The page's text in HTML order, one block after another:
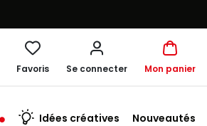
Favoris Se connecter Mon panier
Idées créatives Nouveautés